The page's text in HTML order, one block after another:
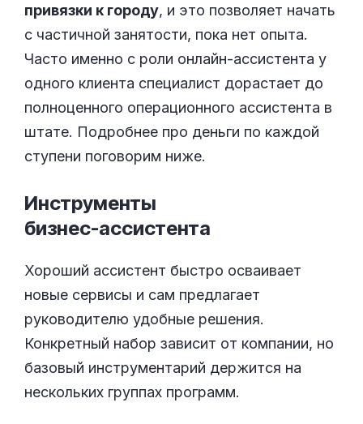
привязки к городу, и это позволяет начать
с частичной занятости, пока нет опыта.
Часто именно с роли онлайн-ассистента у
одного клиента специалист дорастает до
полноценного операционного ассистента в
штате. Подробнее про деньги по каждой
ступени поговорим ниже.
Инструменты
бизнес-ассистента
Хороший ассистент быстро осваивает
новые сервисы и сам предлагает
руководителю удобные решения.
Конкретный набор зависит от компании, но
базовый инструментарий держится на
нескольких группах программ.